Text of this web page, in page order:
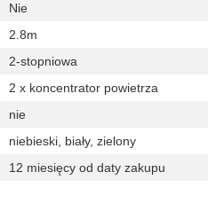
Nie
2.8m
2-stopniowa
2 x koncentrator powietrza
nie
niebieski, biały, zielony
12 miesięcy od daty zakupu